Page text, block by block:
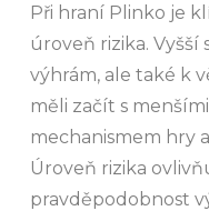
Při hraní Plinko je
úroveň rizika.
výhrám, ale také k
měli začít s
mechanismem hry
Úroveň rizika
pravděpodobnost